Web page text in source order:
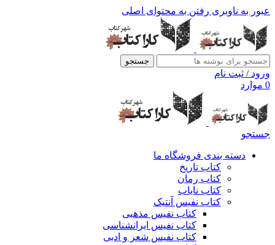
عبور به ناوبری رفتن به محتوای اصلی
جستجو
ورود / ثبت نام
0 موارد
جستجو
دسته بندی فروشگاه ما
کتاب تاریخ
کتاب رمان
کتاب نایاب
کتاب نفیس آنتیک
کتاب نفیس مذهبی
کتاب نفیس ایرانشناسی
کتاب نفیس شعر و ادبی